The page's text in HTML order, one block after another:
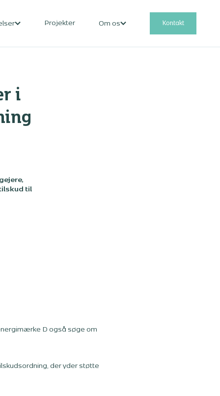
Projekter Om os Kontakt
i
til
D også søge om
der yder støtte